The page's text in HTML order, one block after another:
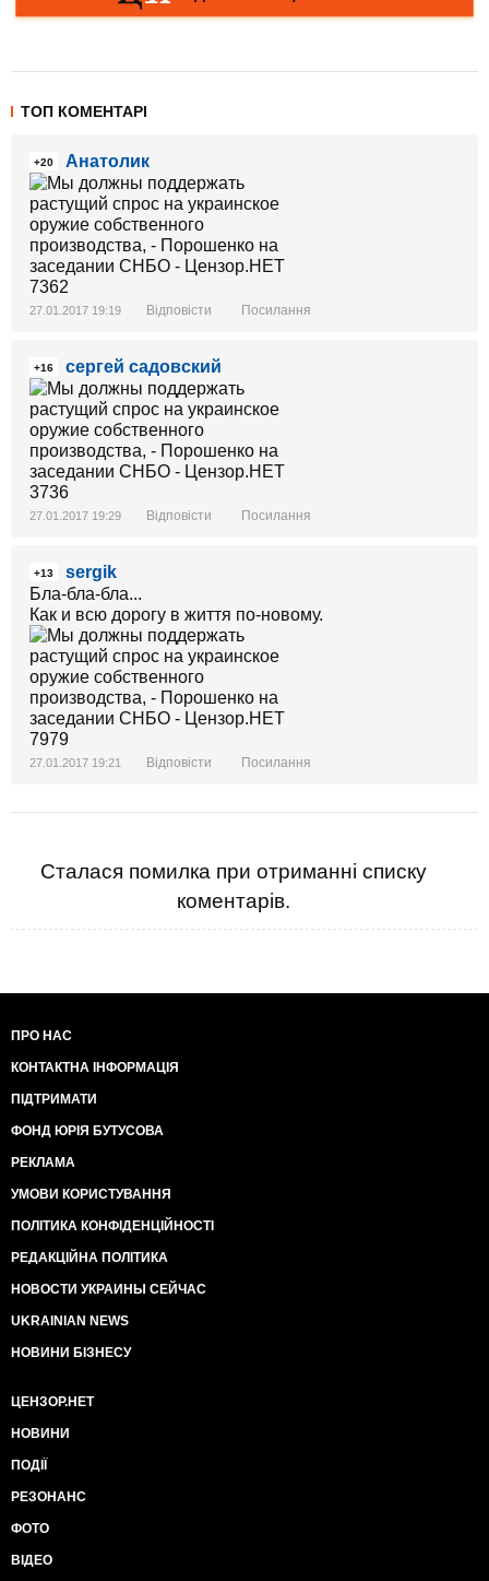
ТОП КОМЕНТАРІ
+20 Анатолик
27.01.2017 19:19 Відповісти Посилання
+16 сергей садовский
27.01.2017 19:29 Відповісти Посилання
+13
sergik
Бла-бла-бла...
Как и всю дорогу в життя по-новому.
27.01.2017 19:21 Відповісти Посилання
Сталася помилка при отриманні списку
коментарів.
ПРО НАС
КОНТАКТНА ІНФОРМАЦІЯ
ПІДТРИМАТИ
ФОНД ЮРІЯ БУТУСОВА
РЕКЛАМА
УМОВИ КОРИСТУВАННЯ
ПОЛІТИКА КОНФІДЕНЦІЙНОСТІ
РЕДАКЦІЙНА ПОЛІТИКА
НОВОСТИ УКРАИНЫ СЕЙЧАС
UKRAINIAN NEWS
НОВИНИ БІЗНЕСУ
ЦЕНЗОР.НЕТ
НОВИНИ
ПОДІЇ
РЕЗОНАНС
ФОТО
ВІДЕО